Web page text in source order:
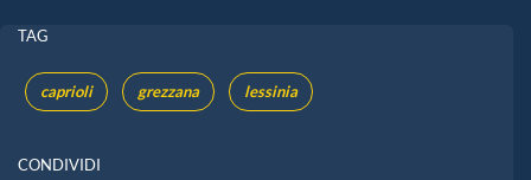
TAG
caprioli grezzana lessinia
CONDIVIDI